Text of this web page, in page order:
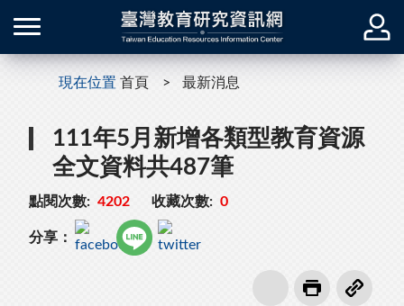
現在位置 首頁 最新消息
111年5月新增各類型教育資源
全文資料共487筆
點閱次數: 4202 收藏次數: 0
分享：